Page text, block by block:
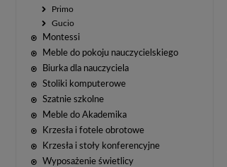
Primo
Gucio
Montessi
Meble do pokoju nauczycielskiego
Biurka dla nauczyciela
Stoliki komputerowe
Szatnie szkolne
Meble do Akademika
Krzesła i fotele obrotowe
Krzesła i stoły konferencyjne
Wyposażenie świetlicy